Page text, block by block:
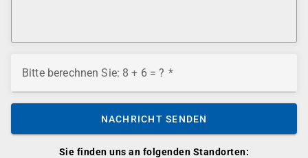
Sie finden uns an folgenden Standorten:
Bitte berechnen Sie: 8 + 6 = ?
NACHRICHT SENDEN